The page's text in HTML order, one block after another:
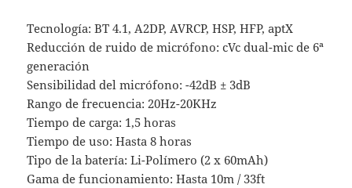
Tecnología: BT 4.1, A2DP, AVRCP, HSP, HFP, aptX
Reducción de ruido de micrófono: cVc dual-mic de 6ª
generación
Sensibilidad del micrófono: -42dB ± 3dB
Rango de frecuencia: 20Hz-20KHz
Tiempo de carga: 1,5 horas
Tiempo de uso: Hasta 8 horas
Tipo de la batería: Li-Polímero (2 x 60mAh)
Gama de funcionamiento: Hasta 10m / 33ft